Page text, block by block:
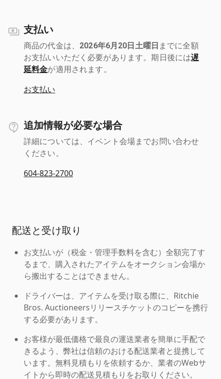
支払い
商品の代金は、 2026年6月20日土曜日 までに全額
お支払いいただく必要があります。期日後には遅
延料金が適用されます。
お支払い
追加情報が必要な場合
詳細については、イベント会場までお問い合わせ
ください。
604-823-2700
配送と受け取り
お支払いが（税金・管理手数料を含む）全額完了す
るまで、購入されたアイテムをオークション会場か
ら搬出することはできません。
ドライバーは、アイテムを受け取る際に、Ritchie
Bros. Auctioneersリリースチケットのコピーを携行
する必要があります。
お客様が最低価格で最良の運送業者を簡単に手配で
きるよう、弊社は信頼のおける配送業者と提携して
います。無料見積もりを依頼するか、業者のWebサ
イトから即時の配送見積もりをお取りください。